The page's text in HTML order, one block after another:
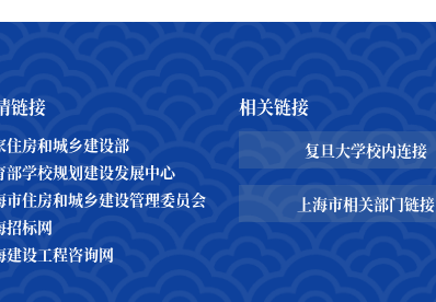
链接
住房和城乡建设部
部学校规划建设发展中心
市住房和城乡建设管理委员会
招标网
建设工程咨询网
相关链接
复旦大学校内连接
上海市相关部门链接